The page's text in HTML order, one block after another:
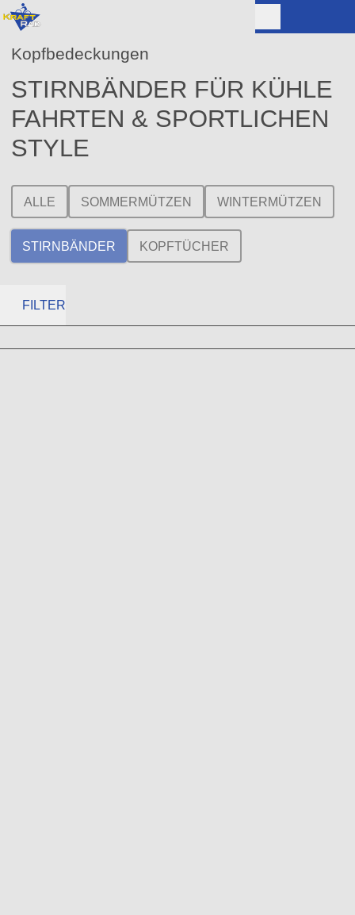
Kopfbedeckungen
STIRNBÄNDER FÜR KÜHLE
FAHRTEN & SPORTLICHEN
STYLE
ALLE SOMMERMÜTZEN WINTERMÜTZEN
STIRNBÄNDER KOPFTÜCHER
FILTER